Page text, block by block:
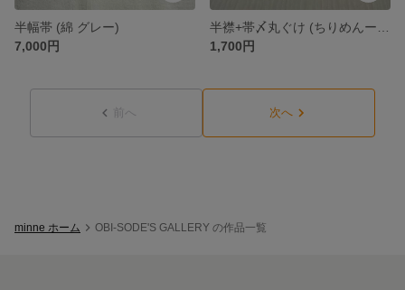
半幅帯 (綿 グレー)
7,000円
1,700円
前へ 次へ
minne ホーム OBI-SODE'S GALLERY の作品一覧